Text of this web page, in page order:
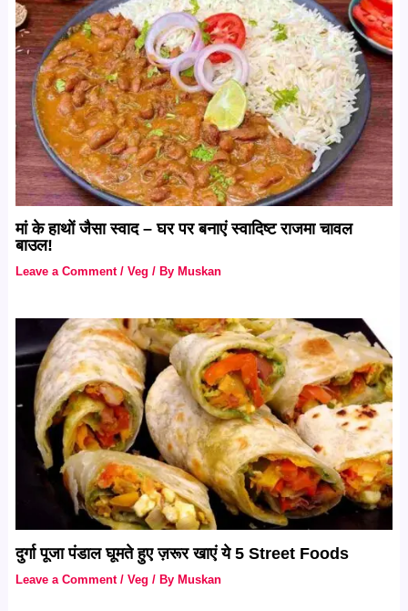
मां के हाथों जैसा स्वाद – घर पर बनाएं स्वादिष्ट राजमा चावल
बाउल!
Leave a Comment /Veg / By Muskan
दुर्गा पूजा पंडाल घूमते हुए ज़रूर खाएं ये 5 Street Foods
Leave a Comment /Veg / By Muskan